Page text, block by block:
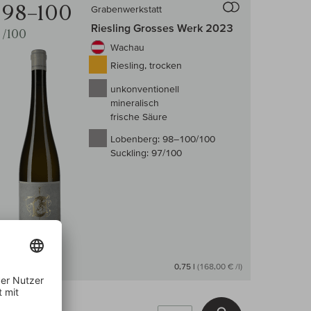
98–100
/100
Grabenwerkstatt
Riesling Grosses Werk 2023
Wachau
Riesling, trocken
unkonventionell
mineralisch
frische Säure
Lobenberg: 98–100/100
Suckling: 97/100
0,75 l (168,00 € /l)